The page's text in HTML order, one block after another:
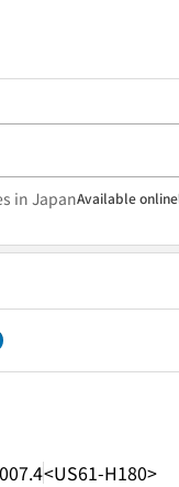
in JapanAvailable online
<US61-H180>